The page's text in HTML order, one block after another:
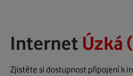
Internet Úzká
Zjistěte si dostupnost připojení k